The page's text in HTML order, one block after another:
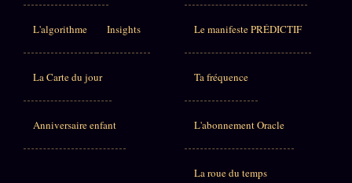
L'algorithme Insights
La Carte du jour
Anniversaire enfant
Le manifeste PRÉDICTIF
Ta fréquence
L'abonnement Oracle
La roue du temps